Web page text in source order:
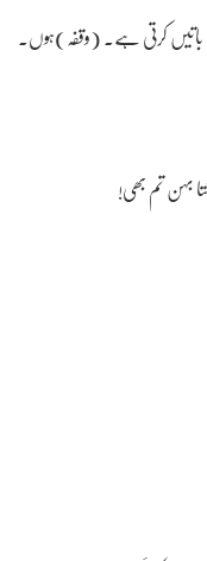
باتیں کرتی ہے۔ (وقفہ)ہوں۔
بہن تم بھی!